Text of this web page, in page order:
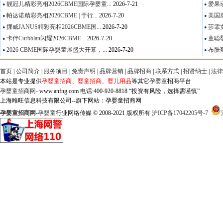
●靓冠儿精彩亮相2026CBME国际孕婴童... 2026-7-21
●帕达诺精彩亮相2026CBME | 于行... 2026-7-20
●挪威JANUS精彩亮相2026CBME国... 2026-7-20
●卡伴Curbblan闪耀2026CBME... 2026-7-20
●2026 CBME国际孕婴童展盛大开幕，... 2026-7-20
●爱果
●美国
●莎霏
●童聪
●布肤
首页 公司简介 服务项目 免责声明 品牌营销 品牌招商 联系方式 招贤纳士 法
本站是专业提供孕婴童招商、 婴童招商、 婴儿用品等其它孕婴童招商平台
孕婴童招商网- www.anfng.com 电话:400-920-8818 “投资有风险，选择需谨慎”
上海雎旺信息科技有限公司--旗下网站：孕婴童招商网
孕婴童招商网-孕婴童行业网络传媒 © 2008-2021 版权所有 沪ICP备17042205号-7